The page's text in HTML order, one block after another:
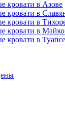
кровати в Азове
кровати в
кровати в
кровати в
кровати в Туапсе